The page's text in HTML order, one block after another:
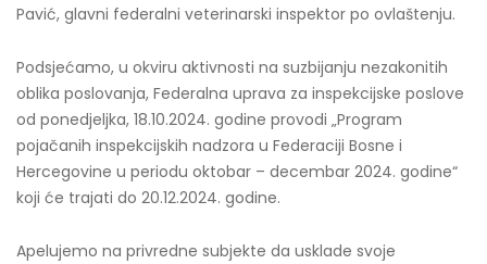
Pavić, glavni federalni veterinarski inspektor po ovlaštenju.
Podsjećamo, u okviru aktivnosti na suzbijanju nezakonitih
oblika poslovanja, Federalna uprava za inspekcijske poslove
od ponedjeljka, 18.10.2024. godine provodi „Program
pojačanih inspekcijskih nadzora u Federaciji Bosne i
Hercegovine u periodu oktobar – decembar 2024. godine“
koji će trajati do 20.12.2024. godine.
Apelujemo na privredne subjekte da usklade svoje